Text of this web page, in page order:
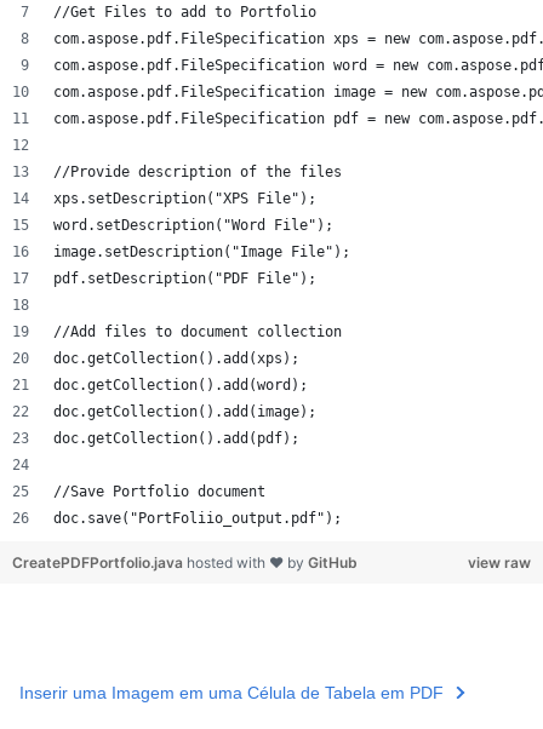
//Get Files to add to Portfolio
com.aspose.pdf.FileSpecification xps = new
com.aspose.pdf.FileSpecification word = new
com.aspose.pdf.FileSpecification image = new
com.aspose.pdf.FileSpecification pdf = new
//Provide description of the files
xps.setDescription("XPS File");
word.setDescription("Word File");
image.setDescription("Image File");
pdf.setDescription("PDF File");
//Add files to document collection
doc.getCollection().add(xps);
doc.getCollection().add(word);
doc.getCollection().add(image);
doc.getCollection().add(pdf);
//Save Portfolio document
doc.save("PortFoliio_output.pdf");
view raw
CreatePDFPortfolio.java hosted with ❤ by GitHub
Inserir uma Imagem em uma Célula de Tabela em PDF